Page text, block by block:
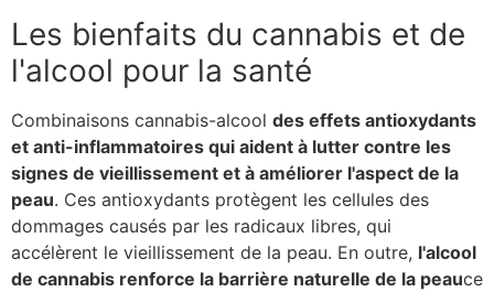
Les bienfaits du cannabis et de
l'alcool pour la santé
Combinaisons cannabis-alcool des effets antioxydants
et anti-inflammatoires qui aident à lutter contre les
signes de vieillissement et à améliorer l'aspect de la
peau. Ces antioxydants protègent les cellules des
dommages causés par les radicaux libres, qui
accélèrent le vieillissement de la peau. En outre, l'alcool
de cannabis renforce la barrière naturelle de la peauce